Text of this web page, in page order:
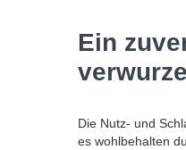
Ein
Die Nutz- und
es wohlbehalten